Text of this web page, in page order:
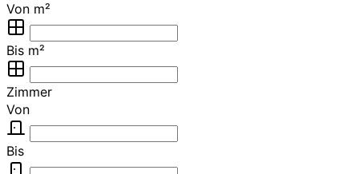
Von m²
Bis m²
Zimmer
Von
Bis